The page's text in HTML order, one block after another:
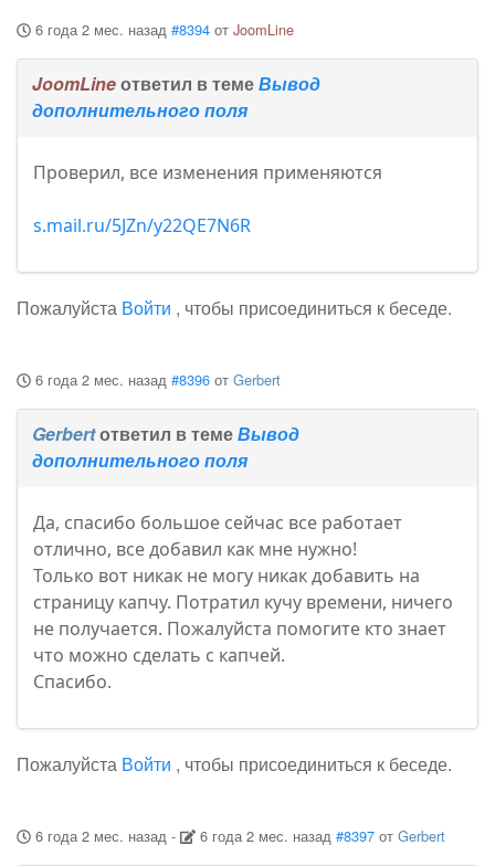
6 года 2 мес. назад #8394 от JoomLine
JoomLineответил в темеВывод
дополнительного поля
Проверил, все изменения применяются
s.mail.ru/5JZn/y22QE7N6R
Пожалуйста Войти , чтобы присоединиться к беседе.
6 года 2 мес. назад #8396 от Gerbert
Gerbertответил в темеВывод
дополнительного поля
Да, спасибо большое сейчас все работает
отлично, все добавил как мне нужно!
Только вот никак не могу никак добавить на
страницу капчу. Потратил кучу времени, ничего
не получается. Пожалуйста помогите кто знает
что можно сделать с капчей.
Спасибо.
Пожалуйста Войти , чтобы присоединиться к беседе.
6 года 2 мес. назад- 6 года 2 мес. назад #8397 отGerbert